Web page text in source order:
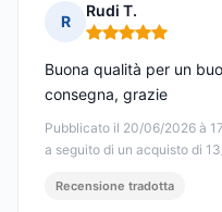
R
Rudi T.
Nota: 5 su 5
Pubblicato il 20/06/2026 à
a seguito di un acquisto di
Buona qualità per un
consegna, grazie
Recensione tradotta